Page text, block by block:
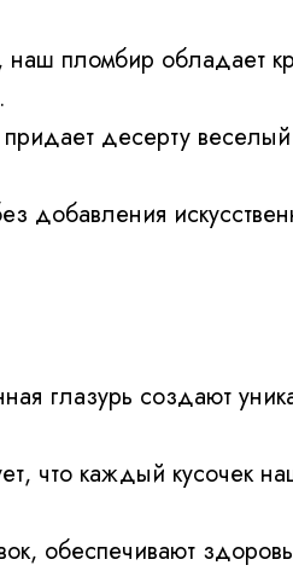
пломбир обладает
десерту
добавления
глазурь создают
что каждый кусочек
обеспечивают